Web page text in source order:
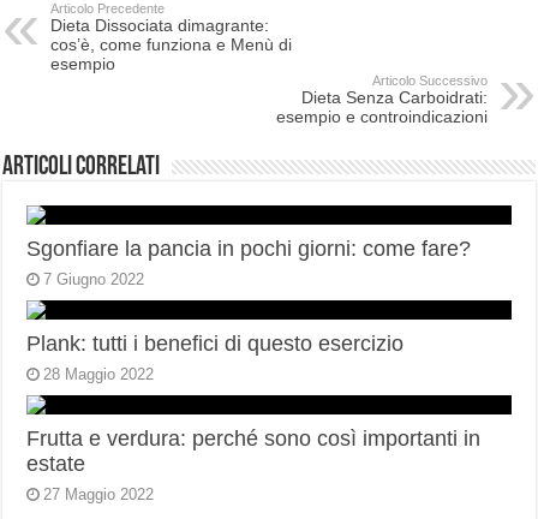
Articolo Precedente
Dieta Dissociata dimagrante:
cos’è, come funziona e Menù di
esempio
Articolo Successivo
Dieta Senza Carboidrati:
esempio e controindicazioni
Articoli correlati
Sgonfiare la pancia in pochi giorni: come fare?
7 Giugno 2022
Plank: tutti i benefici di questo esercizio
28 Maggio 2022
Frutta e verdura: perché sono così importanti in
estate
27 Maggio 2022